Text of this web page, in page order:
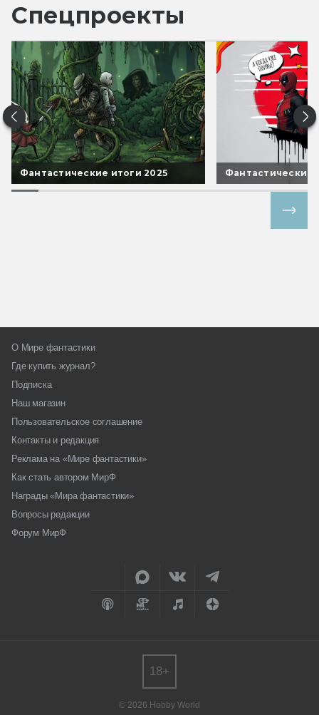
Спецпроекты
Фантастические итоги 2025 Фантастические
О Мире фантастики
Где купить журнал?
Подписка
Наш магазин
Пользовательское соглашение
Контакты и редакция
Реклама на «Мире фантастики»
Как стать автором МирФ
Награды «Мира фантастики»
Вопросы редакции
Форум МирФ
© 2026 Hobby World
18+